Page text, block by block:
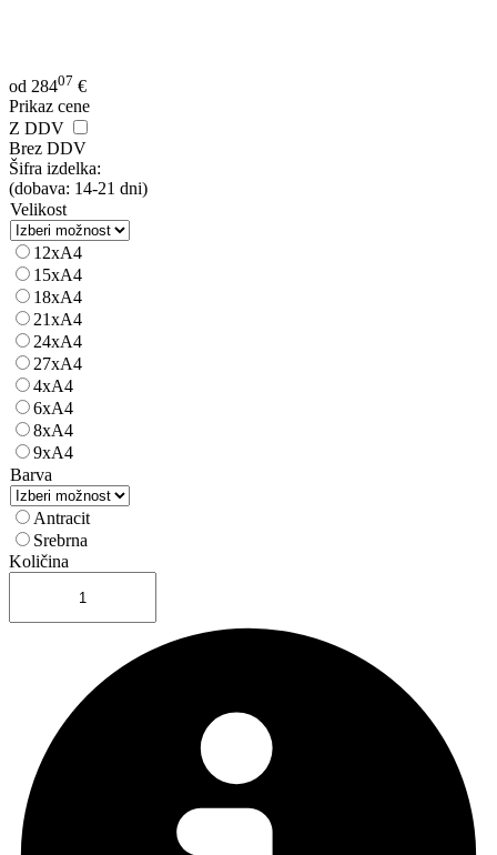
od 28407 €
Prikaz cene
Z DDV
Brez DDV
Šifra izdelka:
(dobava: 14-21 dni)
Velikost
12xA4
15xA4
18xA4
21xA4
24xA4
27xA4
4xA4
6xA4
8xA4
9xA4
Barva
Antracit
Srebrna
Količina